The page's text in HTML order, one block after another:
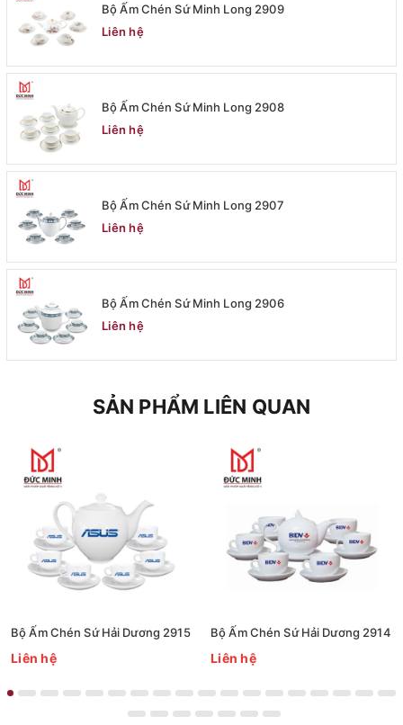
Bộ Ấm Chén Sứ Minh Long 2909
Liên hệ
Bộ Ấm Chén Sứ Minh Long 2908
Liên hệ
Bộ Ấm Chén Sứ Minh Long 2907
Liên hệ
Bộ Ấm Chén Sứ Minh Long 2906
Liên hệ
SẢN PHẨM LIÊN QUAN
Bộ Ấm Chén Sứ Hải Dương 2915
Liên hệ
Bộ Ấm Chén Sứ Hải Dương 2914
Liên hệ